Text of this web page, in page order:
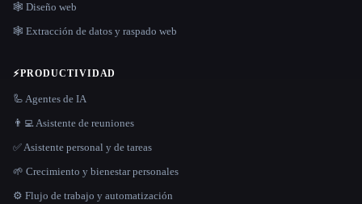
🕸 Diseño web
🕸️ Extracción de datos y raspado web
⚡PRODUCTIVIDAD
🦾 Agentes de IA
👨‍💻 Asistente de reuniones
✅ Asistente personal y de tareas
🌱 Crecimiento y bienestar personales
⚙️ Flujo de trabajo y automatización